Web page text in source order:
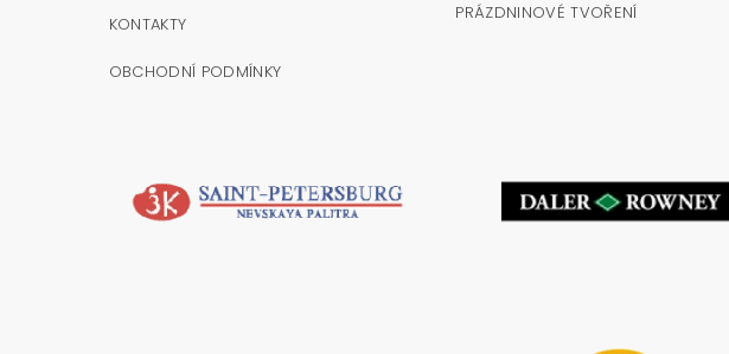
KONTAKTY
OBCHODNÍ PODMÍNKY
PRÁZDNINOVÉ TVOŘENÍ